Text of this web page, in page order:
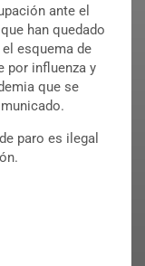
ante el
han quedado
esquema de
por influenza y
que se
paro es ilegal